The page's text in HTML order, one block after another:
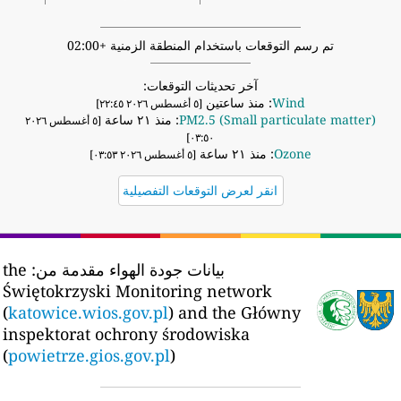
تم رسم التوقعات باستخدام المنطقة الزمنية +02:00
آخر تحديثات التوقعات:
Wind: منذ ساعتين
PM2.5 (Small particulate matter): منذ ٢١ ساعة
[٥ أغسطس ٢٠٢٦
٠٣:٥٠]
Ozone: منذ ٢١ ساعة
انقر لعرض التوقعات التفصيلية
بيانات جودة الهواء مقدمة من: the
Świętokrzyski Monitoring network
(katowice.wios.gov.pl) and the Główny
inspektorat ochrony środowiska
(powietrze.gios.gov.pl)